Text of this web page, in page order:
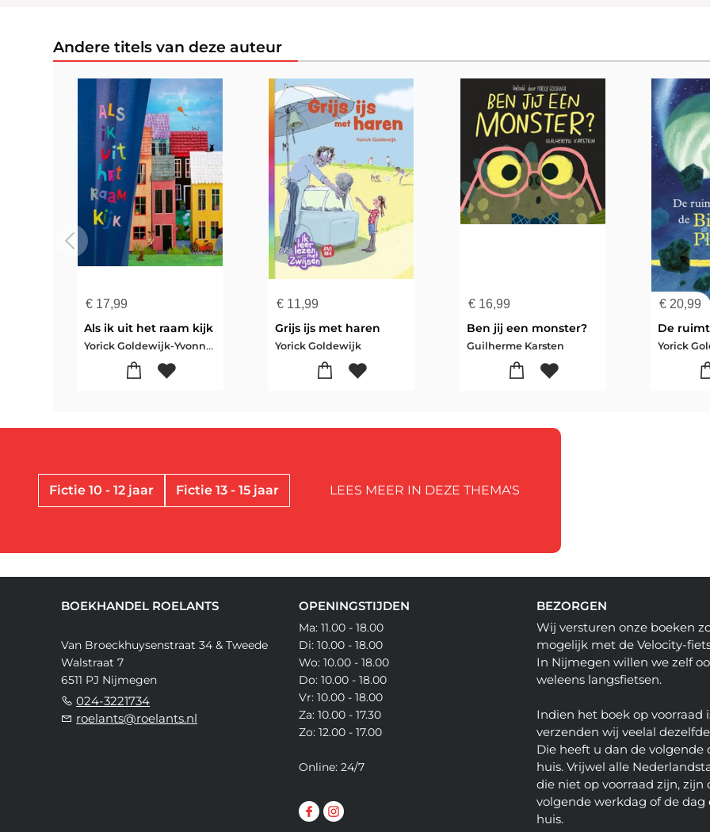
Andere titels van deze auteur
€ 17,99
Als ik uit het raam kijk
Yorick Goldewijk-Yvonne Lacet
€ 11,99
Grijs ijs met haren
Yorick Goldewijk
€16,99
Ben jij een monster?
Guilherme Karsten
€20,99
Yorick
Fictie 10 - 12 jaar Fictie 13 - 15 jaar LEES MEER IN DEZE THEMA'S
BOEKHANDEL ROELANTS
Van Broeckhuysenstraat 34 & Tweede
Walstraat 7
6511 PJ Nijmegen
024-3221734
roelants@roelants.nl
OPENINGSTIJDEN
Ma: 11.00 - 18.00
Di: 10.00 - 18.00
Wo: 10.00 - 18.00
Do: 10.00 - 18.00
Vr: 10.00 - 18.00
Za: 10.00 - 17.30
Zo: 12.00 - 17.00
Online: 24/7
BEZORGEN
Wij versturen onze boeken
mogelijk met de Velocity-
In Nijmegen willen we zelf
weleens langsfietsen.
Indien het boek op voorraad
verzenden wij veelal
Die heeft u dan de volgende
huis. Vrijwel alle
die niet op voorraad zijn, zijn
volgende werkdag of de dag
huis.